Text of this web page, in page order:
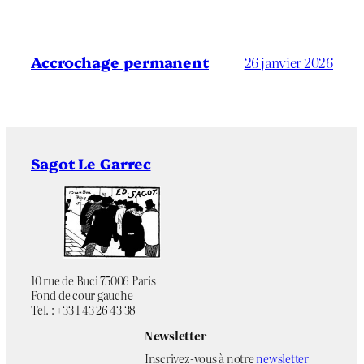
Accrochage permanent 26 janvier 2026
Sagot Le Garrec
10 rue de Buci 75006 Paris
Fond de cour gauche
Tel. : +33 1 43 26 43 38
Newsletter
Inscrivez-vous à notrenewsletter